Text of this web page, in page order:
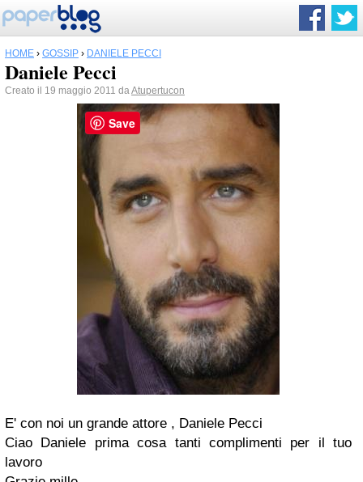
HOME › GOSSIP › DANIELE PECCI
Daniele Pecci
Creato il 19 maggio 2011 daAtupertucon
E' con noi un grande attore , Daniele Pecci
Ciao Daniele prima cosa tanti complimenti per il tuo
lavoro
Save